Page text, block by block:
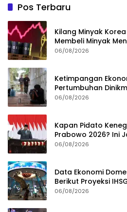
Pos Terbaru
Kilang Minyak
Membeli Minyak
06/08/2026
Ketimpangan
Pertumbuhan
06/08/2026
Kapan Pidato
Prabowo 2026? Ini
Rangkaian
06/08/2026
Data Ekonomi
Berikut Proyeksi
06/08/2026